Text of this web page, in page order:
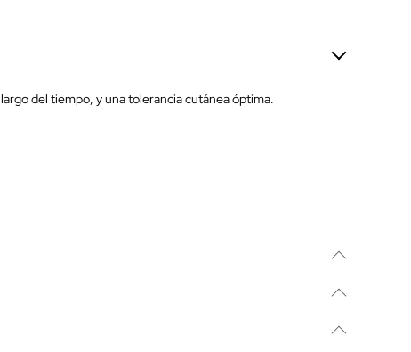
del tiempo, y una tolerancia cutánea óptima.